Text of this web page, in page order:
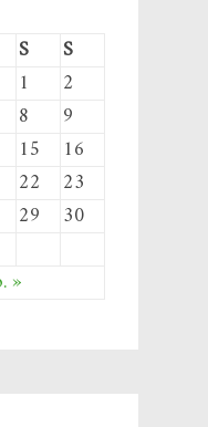
S
S
1
2
8
9
15
16
22
23
29
30
»